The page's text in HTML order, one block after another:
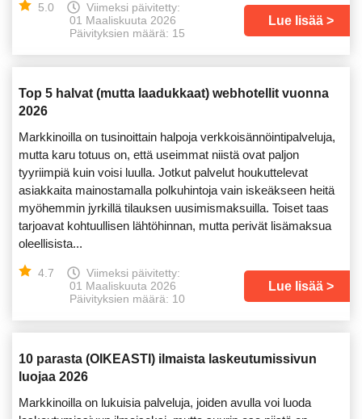
5.0
Viimeksi päivitetty:
01 Maaliskuuta 2026
Päivityksien määrä: 15
Lue lisää
Top 5 halvat (mutta laadukkaat) webhotellit vuonna
2026
Markkinoilla on tusinoittain halpoja verkkoisännöintipalveluja,
mutta karu totuus on, että useimmat niistä ovat paljon
tyyriimpiä kuin voisi luulla. Jotkut palvelut houkuttelevat
asiakkaita mainostamalla polkuhintoja vain iskeäkseen heitä
myöhemmin jyrkillä tilauksen uusimismaksuilla. Toiset taas
tarjoavat kohtuullisen lähtöhinnan, mutta perivät lisämaksua
oleellisista...
4.7
Viimeksi päivitetty:
01 Maaliskuuta 2026
Päivityksien määrä: 10
Lue lisää
10 parasta (OIKEASTI) ilmaista laskeutumissivun
luojaa 2026
Markkinoilla on lukuisia palveluja, joiden avulla voi luoda